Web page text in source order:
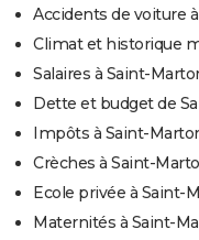
Accidents de voiture
Climat et historique
Salaires à Saint-
Dette et budget de
Impôts à Saint-
Crèches à Saint-
Ecole privée à Saint-
Maternités à Saint-